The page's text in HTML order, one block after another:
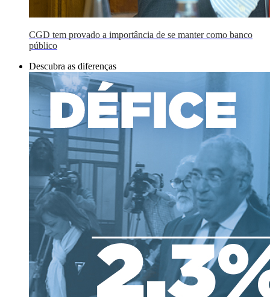
CGD tem provado a importância de se manter como banco
público
Descubra as diferenças